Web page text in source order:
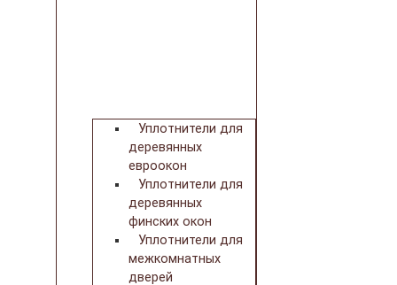
Уплотнители для
деревянных
евроокон
Уплотнители для
деревянных
финских окон
Уплотнители для
межкомнатных
дверей